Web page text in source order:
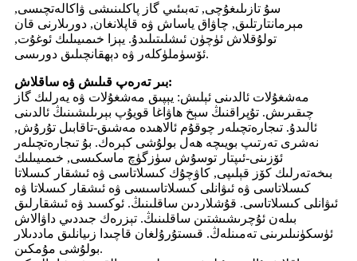
سۇ تازىلىغۇچى, تەبىئىي گاز پاكلىنىشى ۋاكالەتچىسى,
مېرمانتارتلىق, چاۋاق ياساش ۋە قاپلانغان, دورىلارنى قان
تولۇقلاش ئۈچۈن ئىشلىتىلىدۇ. يېزا خىمىيىلىك ئوغۇت,
ئۆسۈملۈكلەر ۋە دېھقانچىلىق دورىسى.
بىر تەرەپ قىلىش ۋە ساقلاش:
مەشغۇلات ئالدىنى ئېلىش: يېپىق مەشغۇلات ۋە يەرلىك گاز
چىقىرىش. تۇپراقنىڭ سېخ ھاۋاغا قويۇپ بېرىلىشىنىڭ ئالدىنى
ئالىدۇ. تىجارەتچىلەر چوقۇم ئالاھىدە مەشىق-تاقابىل تۇرۇش,
نەشرى تەرتىپ بويىچە ھەل بولۇشى كېرەك. بۇ تىجارەتچىلەر
ئۆزىنى-ئىپتار توسۇش سۈزگۈچ ماسكىسى, خىمىيىلىك
بىخەتەرلىك كۆز قېلىپى, كاۋچۇك كىسلاتاسى ۋە ئىشقار كىسلاتا
كىسلاتاسى ۋە ئىۋانلى كىسلاتاسىسى ۋە ئىشقار كىسلاتا ۋە
ئىۋانلى كىسلاتاسى. قۇشلاردىن ساقلىنىڭ. ئوكسىد ۋە ئىشقارلىق
بىلەن ئۇچرىشىشتىن ساقلىنىڭ. تېزرەك جىددىي داۋالاش
ئۈسكۈنىلىرىنى تەمىنلەڭ. قىستۇرۇلغان قاچىدا زىيانلىق ماددىلار
بولۇشى مۇمكىن.